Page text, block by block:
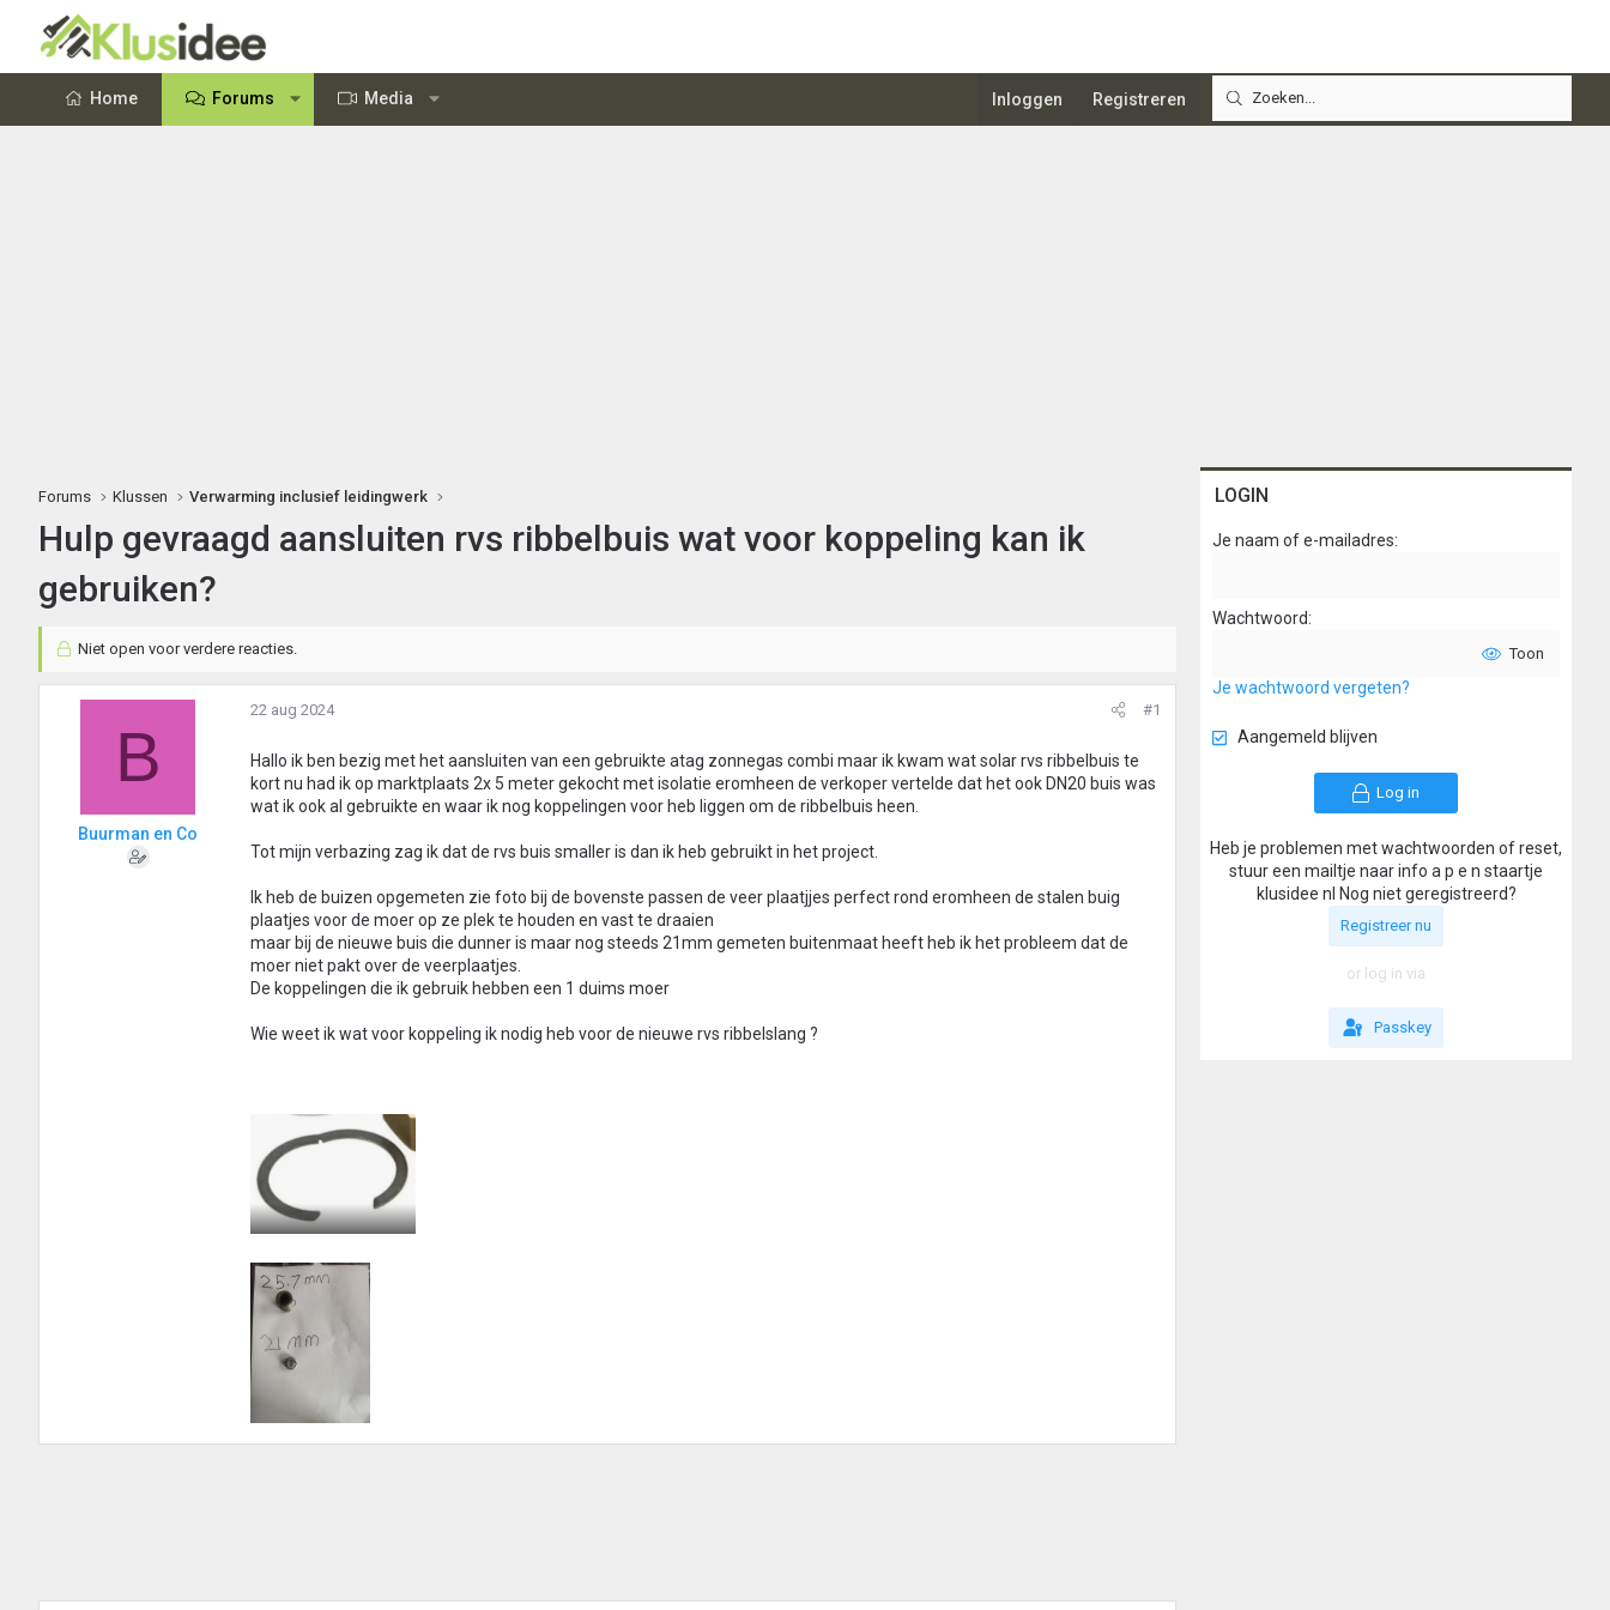
Home Forums Media Inloggen Registreren
Forums Klussen Verwarming inclusief leidingwerk
Hulp gevraagd aansluiten rvs ribbelbuis wat voor koppeling kan ik
gebruiken?
Niet open voor verdere reacties.
B
Buurman en Co
22 aug 2024 #1
Hallo ik ben bezig met het aansluiten van een gebruikte atag zonnegas combi maar ik kwam wat solar rvs ribbelbuis te
kort nu had ik op marktplaats 2x 5 meter gekocht met isolatie eromheen de verkoper vertelde dat het ook DN20 buis was
wat ik ook al gebruikte en waar ik nog koppelingen voor heb liggen om de ribbelbuis heen.
Tot mijn verbazing zag ik dat de rvs buis smaller is dan ik heb gebruikt in het project.
Ik heb de buizen opgemeten zie foto bij de bovenste passen de veer plaatjjes perfect rond eromheen de stalen buig
plaatjes voor de moer op ze plek te houden en vast te draaien
maar bij de nieuwe buis die dunner is maar nog steeds 21mm gemeten buitenmaat heeft heb ik het probleem dat de
moer niet pakt over de veerplaatjes.
De koppelingen die ik gebruik hebben een 1 duims moer
Wie weet ik wat voor koppeling ik nodig heb voor de nieuwe rvs ribbelslang ?
LOGIN
Je naam of e-mailadres
Wachtwoord
Toon
Je wachtwoord vergeten?
Aangemeld blijven
Log in
Heb je problemen met wachtwoorden of reset,
stuur een mailtje naar info a p e n staartje
klusidee nl Nog niet geregistreerd?
Registreer nu
or log in via
Passkey